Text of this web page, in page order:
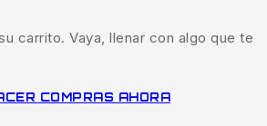
carrito. Vaya, llenar con algo que te
COMPRAS AHORA